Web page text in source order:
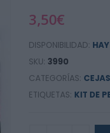
3,50€
DISPONIBILIDAD:
SKU: 3990
CATEGORÍAS:
ETIQUETAS: KIT DE